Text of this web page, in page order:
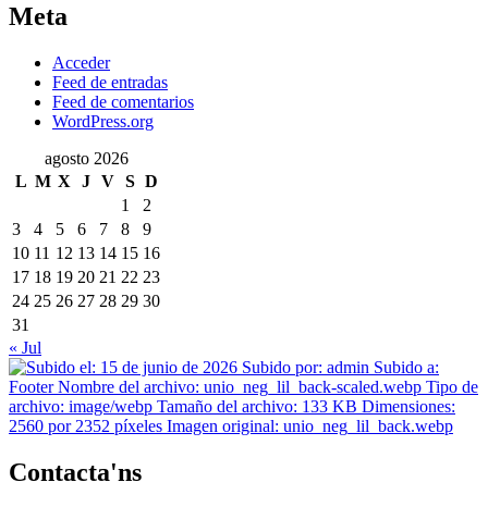
Meta
Acceder
Feed de entradas
Feed de comentarios
WordPress.org
agosto 2026
L M X J V S D
1
2
3
4 5 6 7 8
9
10 11 12 13 14 15 16
17 18 19 20 21 22 23
24 25 26 27 28 29 30
31
« Jul
Contacta'ns